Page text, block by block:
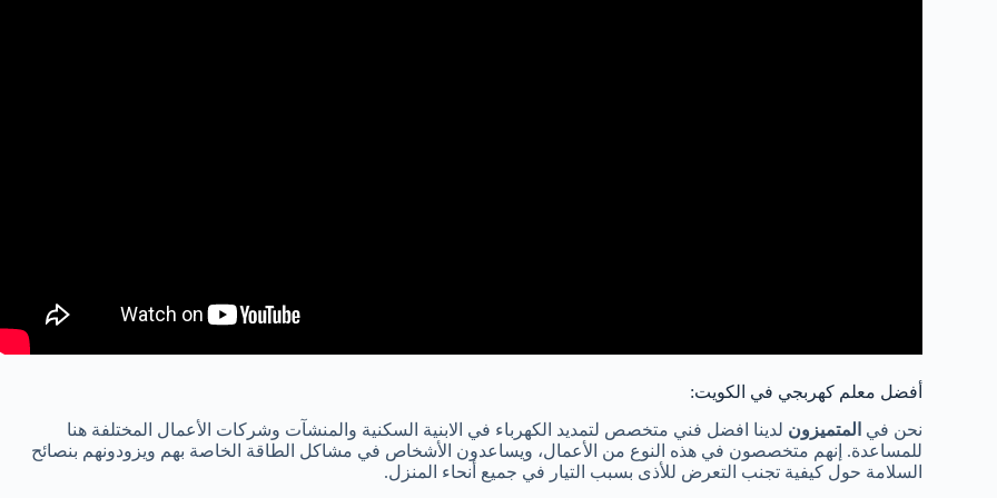
أفضل معلم كهربجي في الكويت:
نحن في المتميزون لدينا افضل فني متخصص لتمديد الكهرباء في الابنية السكنية والمنشآت وشركات الأعمال المختلفة هنا
للمساعدة. إنهم متخصصون في هذه النوع من الأعمال، ويساعدون الأشخاص في مشاكل الطاقة الخاصة بهم ويزودونهم بنصائح
السلامة حول كيفية تجنب التعرض للأذى بسبب التيار في جميع أنحاء المنزل.